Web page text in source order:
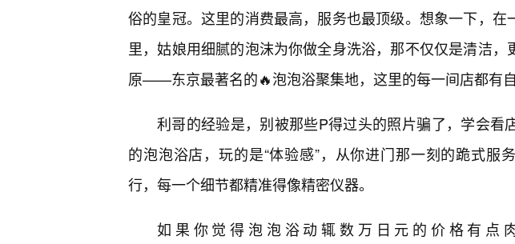
俗的皇冠。这里的消费最高，服务也最顶级。想象一下，在
里，姑娘用细腻的泡沫为你做全身洗浴，那不仅仅是清洁，
原——东京最著名的🔥泡泡浴聚集地，这里的每一间店都有自
利哥的经验是，别被那些P得过头的照片骗了，学会看
的泡泡浴店，玩的是“体验感”，从你进门那一刻的跪式服
行，每一个细节都精准得像精密仪器。
如果你觉得泡泡浴动辄数万日元的价格有点